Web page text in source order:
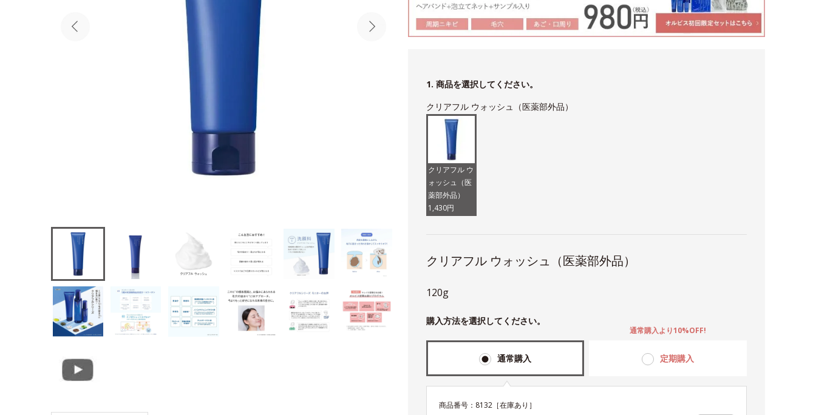
1. 商品を選択してください。
クリアフル ウォッシュ（医薬部外品）
クリアフル ウ
ォッシュ（医
薬部外品）
1,430円
クリアフル ウォッシュ（医薬部外品）
120g
購入方法を選択してください。
通常購入 定期購入
通常購入より10%OFF!
商品番号： 8132 ［在庫あり］